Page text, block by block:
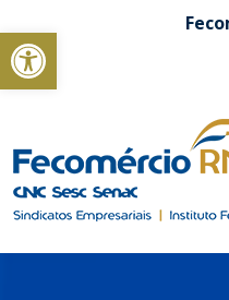
Abrir a barra de ferramentas